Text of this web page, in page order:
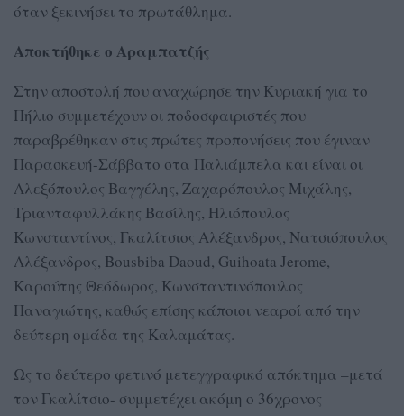
όταν ξεκινήσει το πρωτάθλημα.
Αποκτήθηκε ο Αραμπατζής
Στην αποστολή που αναχώρησε την Κυριακή για το
Πήλιο συμμετέχουν οι ποδοσφαιριστές που
παραβρέθηκαν στις πρώτες προπονήσεις που έγιναν
Παρασκευή-Σάββατο στα Παλιάμπελα και είναι οι
Αλεξόπουλος Βαγγέλης, Ζαχαρόπουλος Μιχάλης,
Τριανταφυλλάκης Βασίλης, Ηλιόπουλος
Κωνσταντίνος, Γκαλίτσιος Αλέξανδρος, Νατσιόπουλος
Αλέξανδρος, Bousbiba Daoud, Guihoata Jerome,
Καρούτης Θεόδωρος, Κωνσταντινόπουλος
Παναγιώτης, καθώς επίσης κάποιοι νεαροί από την
δεύτερη ομάδα της Καλαμάτας.
Ως το δεύτερο φετινό μετεγγραφικό απόκτημα –μετά
τον Γκαλίτσιο- συμμετέχει ακόμη ο 36χρονος